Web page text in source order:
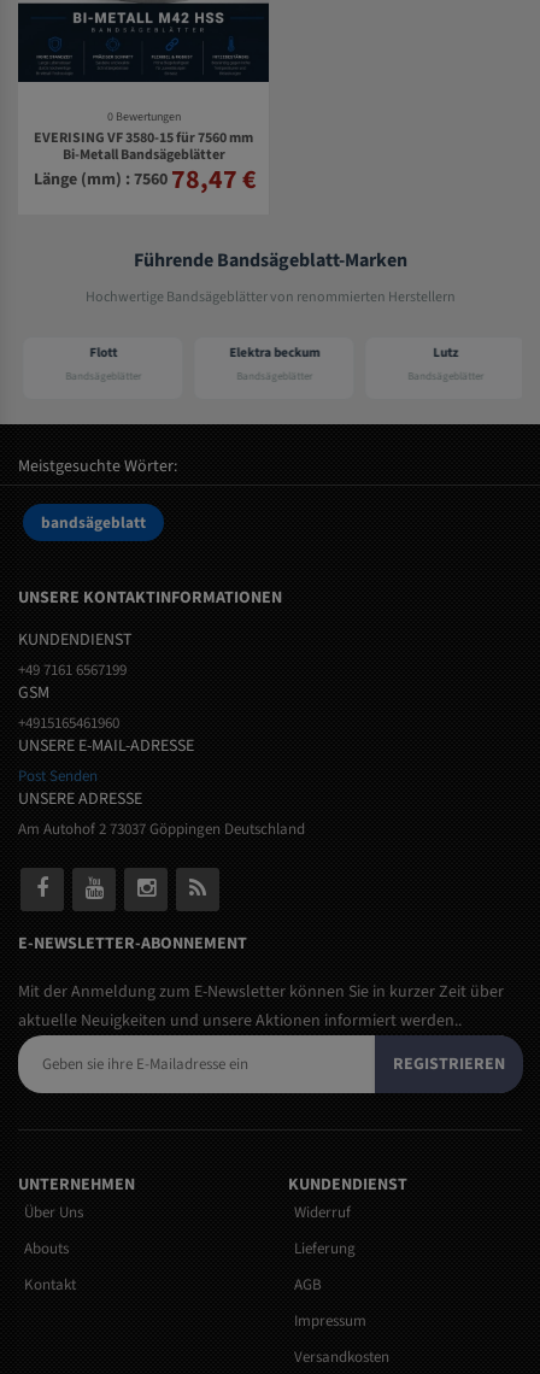
0 Bewertungen
EVERISING VF 3580-15 für 7560 mm
Bi-Metall Bandsägeblätter
Länge (mm) : 7560 78,47 €
Führende Bandsägeblatt-Marken
Hochwertige Bandsägeblätter von renommierten Herstellern
Flott
Bandsägeblätter
Elektra beckum
Bandsägeblätter
Lutz
Bandsägeblätter
Meistgesuchte Wörter:
bandsägeblatt
UNSERE KONTAKTINFORMATIONEN
KUNDENDIENST
+49 7161 6567199
GSM
+4915165461960
UNSERE E-MAIL-ADRESSE
Post Senden
UNSERE ADRESSE
Am Autohof 2 73037 Göppingen Deutschland
E-NEWSLETTER-ABONNEMENT
Mit der Anmeldung zum E-Newsletter können Sie in kurzer Zeit über
aktuelle Neuigkeiten und unsere Aktionen informiert werden..
REGISTRIEREN
UNTERNEHMEN
Über Uns
Abouts
Kontakt
KUNDENDIENST
Widerruf
Lieferung
AGB
Impressum
Versandkosten